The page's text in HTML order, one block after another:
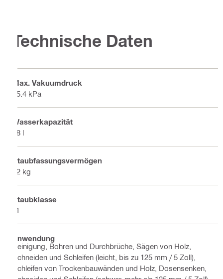
Technische Daten
Max. Vakuumdruck
25.4 kPa
Wasserkapazität
48 l
Staubfassungsvermögen
72 kg
Staubklasse
M
Anwendung
Reinigung, Bohren und Durchbrüche, Sägen von Holz,
Schneiden und Schleifen (leicht, bis zu 125 mm / 5 Zoll),
Schleifen von Trockenbauwänden und Holz, Dosensenken,